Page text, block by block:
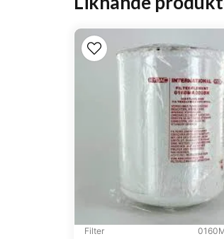
Filter